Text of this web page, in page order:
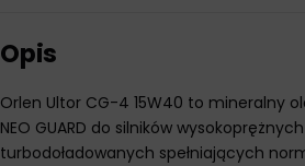
Opis
Orlen Ultor CG-4 15W40 to mineralny
NEO GUARD do silników
turbodoładowanych spełniających